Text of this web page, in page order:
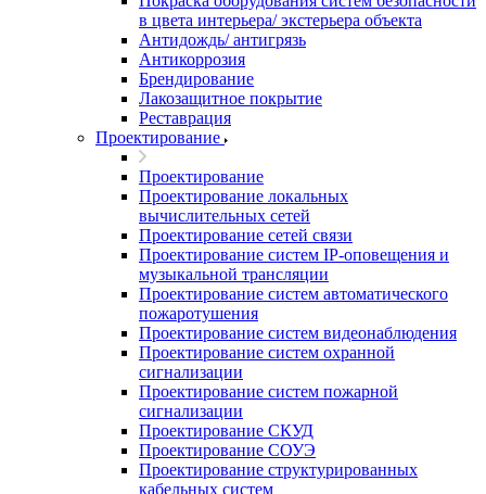
в цвета интерьера/ экстерьера объекта
Антидождь/ антигрязь
Антикоррозия
Брендирование
Лакозащитное покрытие
Реставрация
Проектирование
Проектирование
Проектирование локальных
вычислительных сетей
Проектирование сетей связи
Проектирование систем IP-оповещения и
музыкальной трансляции
Проектирование систем автоматического
пожаротушения
Проектирование систем видеонаблюдения
Проектирование систем охранной
сигнализации
Проектирование систем пожарной
сигнализации
Проектирование СКУД
Проектирование СОУЭ
Проектирование структурированных
кабельных систем